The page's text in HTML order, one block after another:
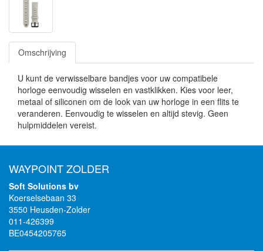
Omschrijving
U kunt de verwisselbare bandjes voor uw compatibele
horloge eenvoudig wisselen en vastklikken. Kies voor leer,
metaal of siliconen om de look van uw horloge in een flits te
veranderen. Eenvoudig te wisselen en altijd stevig. Geen
hulpmiddelen vereist.
WAYPOINT ZOLDER
Soft Solutions bv
Koerselsebaan 33
3550 Heusden-Zolder
011-426399
BE0454205765